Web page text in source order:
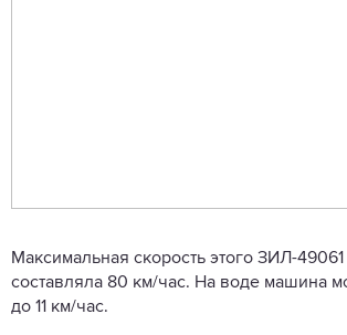
Максимальная скорость этого ЗИЛ-
составляла 80 км/час. На воде машина
до 11 км/час.